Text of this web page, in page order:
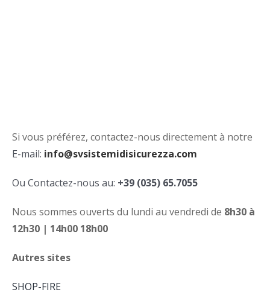
Si vous préférez, contactez-nous directement à notre
E-mail: info@svsistemidisicurezza.com
Ou Contactez-nous au: +39 (035) 65.7055
Nous sommes ouverts du lundi au vendredi de 8h30 à
12h30 | 14h00 18h00
Autres sites
SHOP-FIRE